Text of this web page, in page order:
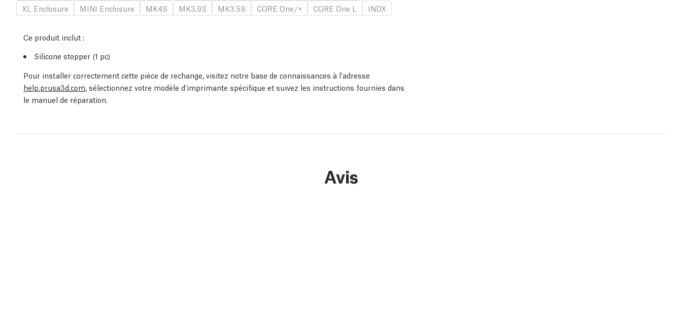
XL Enclosure
MINI Enclosure MK4S MK3.9S MK3.5S CORE One/+ CORE One L INDX
Ce produit inclut :
Silicone stopper (1 pc)
Pour installer correctement cette pièce de rechange, visitez notre base de connaissances à l'adresse
help.prusa3d.com, sélectionnez votre modèle d'imprimante spécifique et suivez les instructions fournies dans
le manuel de réparation.
Avis